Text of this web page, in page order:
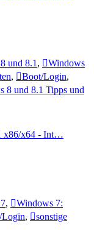
und 8.1 ,
Windows
, Boot/Login,
8 und 8.1 Tipps und
x86/x64 - Int…
,
Windows 7:
,
sonstige